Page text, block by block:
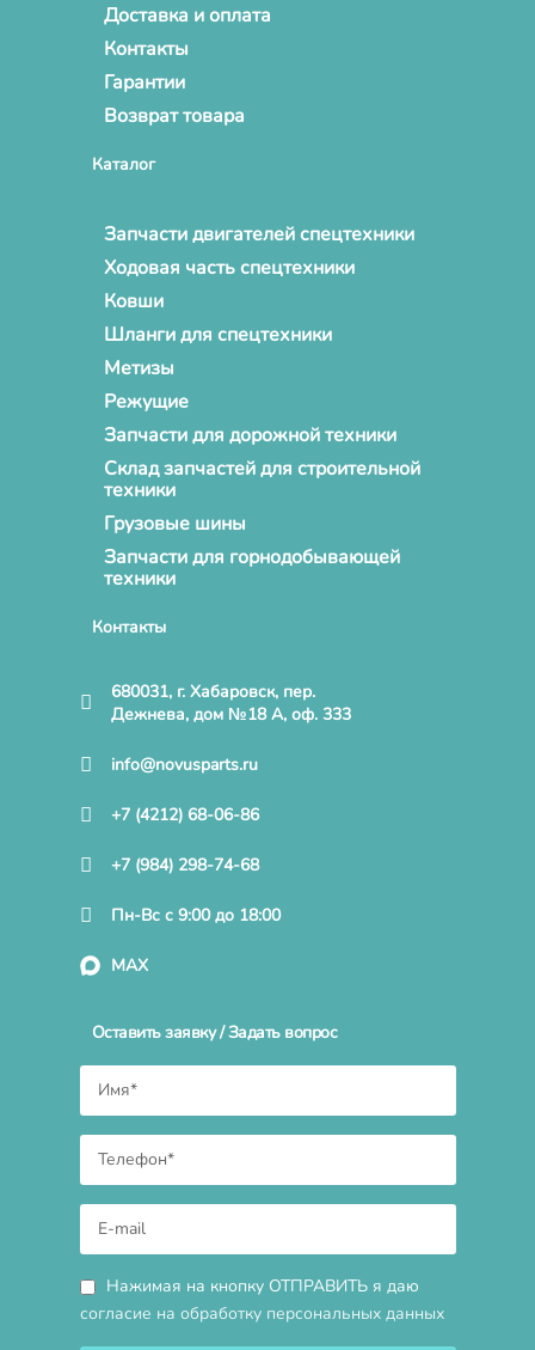
Доставка и оплата
Контакты
Гарантии
Возврат товара
Каталог
Запчасти двигателей спецтехники
Ходовая часть спецтехники
Ковши
Шланги для спецтехники
Метизы
Режущие
Запчасти для дорожной техники
Склад запчастей для строительной
техники
Грузовые шины
Запчасти для горнодобывающей
техники
Контакты
680031, г. Хабаровск, пер.
Дежнева, дом №18 А, оф. 333
info@novusparts.ru
+7 (4212) 68-06-86
+7 (984) 298-74-68
Пн-Вс с 9:00 до 18:00
MAX
Оставить заявку / Задать вопрос
Нажимая на кнопку ОТПРАВИТЬ я даю
согласие на обработку персональных данных